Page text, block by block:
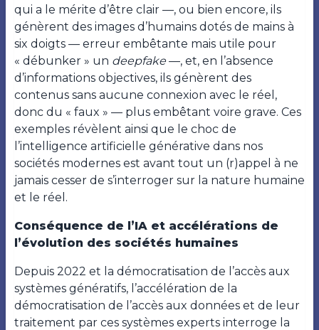
qui a le mérite d’être clair —, ou bien encore, ils
génèrent des images d’humains dotés de mains à
six doigts — erreur embêtante mais utile pour
« débunker » un deepfake—, et, en l’absence
d’informations objectives, ils génèrent des
contenus sans aucune connexion avec le réel,
donc du « faux » — plus embêtant voire grave. Ces
exemples révèlent ainsi que le choc de
l’intelligence artificielle générative dans nos
sociétés modernes est avant tout un (r)appel à ne
jamais cesser de s’interroger sur la nature humaine
et le réel.
Conséquence de l’IA et accélérations de
l’évolution des sociétés humaines
Depuis 2022 et la démocratisation de l’accès aux
systèmes génératifs, l’accélération de la
démocratisation de l’accès aux données et de leur
traitement par ces systèmes experts interroge la